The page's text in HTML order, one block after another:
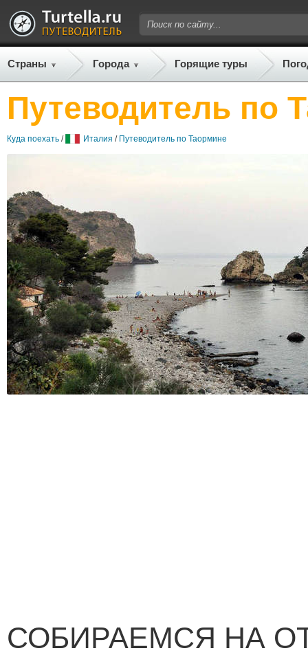
Страны Города Горящие туры
Путеводитель по
Куда поехать / Италия / Путеводитель по Таормине
СОБИРАЕМСЯ НА